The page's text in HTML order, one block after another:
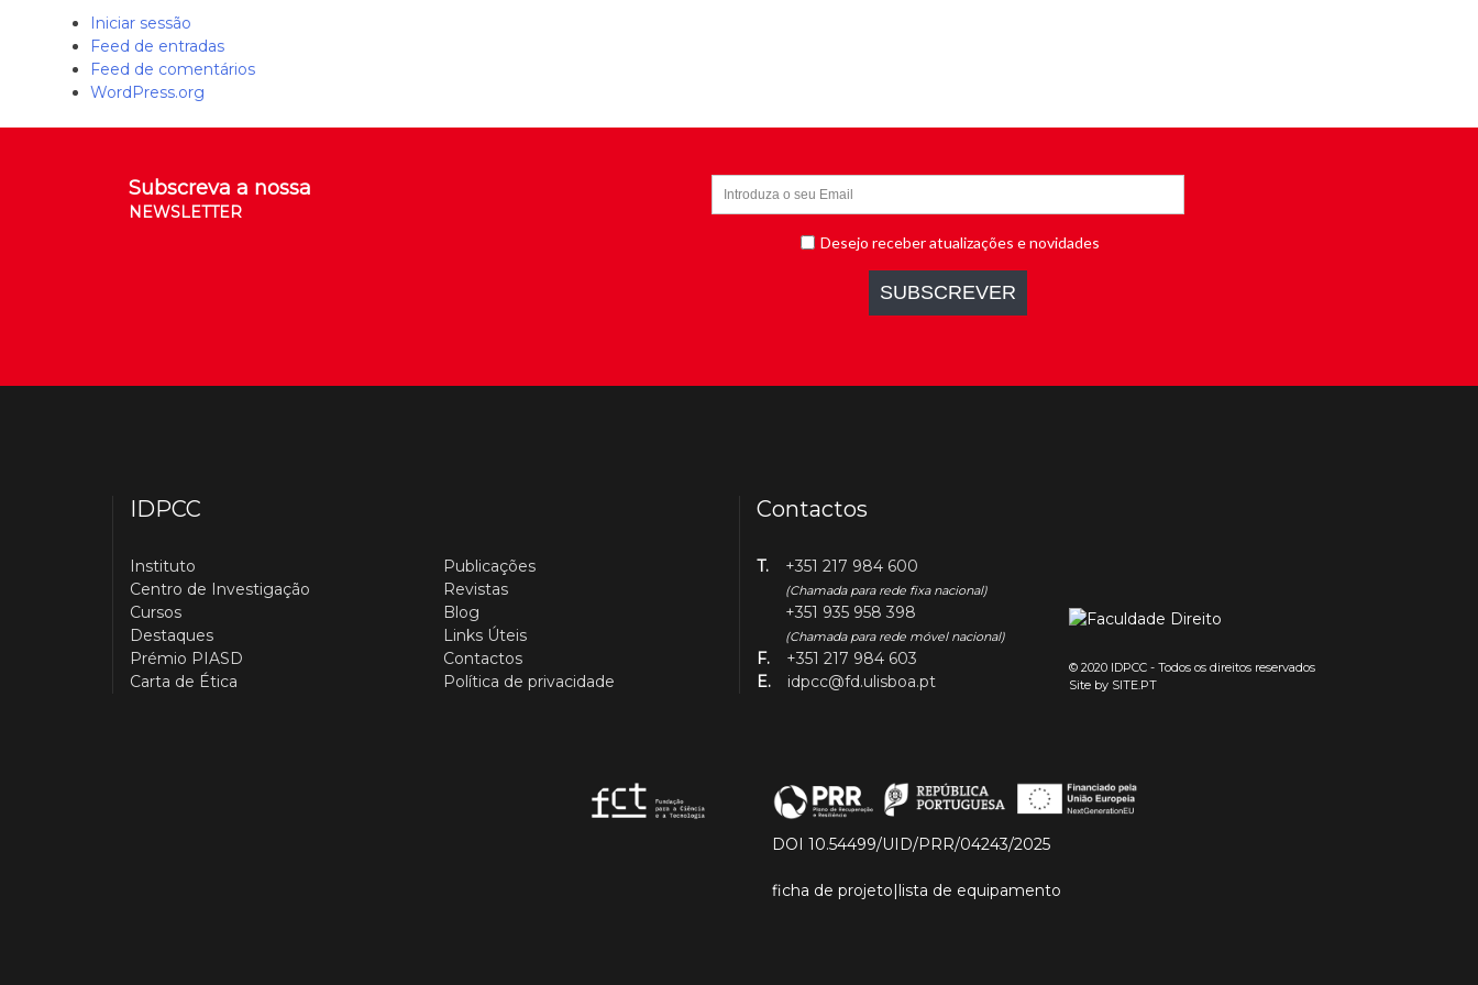
Iniciar sessão
Feed de entradas
Feed de comentários
WordPress.org
Subscreva a nossa
NEWSLETTER
IDPCC
Instituto
Centro de Investigação
Cursos
Destaques
Prémio PIASD
Carta de Ética
Publicações
Revistas
Blog
Links Úteis
Contactos
Política de privacidade
Contactos
T. +351 217 984 600
(Chamada para rede fixa nacional)
+351 935 958 398
(Chamada para rede móvel nacional)
F.
+351 217 984 603
E.
idpcc@fd.ulisboa.pt
© 2020 IDPCC - Todos os direitos reservados
Site by SITE.PT
DOI 10.54499/UID/PRR/04243/2025
ficha de projeto|lista de equipamento